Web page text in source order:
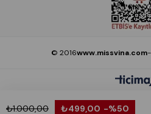
© 2016www.missvina.com
₺1.000,00 ₺499,00 %50